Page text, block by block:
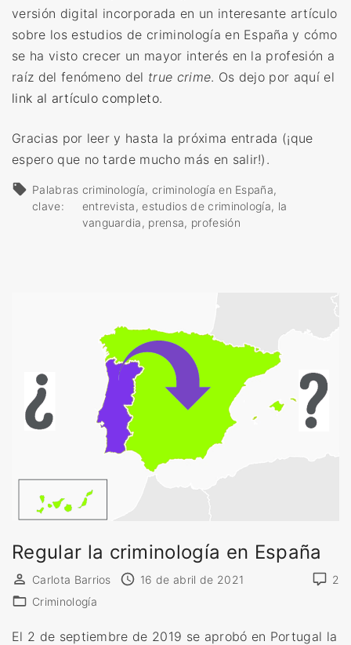
n
o
g
a
a
l
versión digital incorporada en un interesante artículo
sobre los estudios de criminología en España y cómo
se ha visto crecer un mayor interés en la profesión a
raíz del fenómeno del true crime. Os dejo por aquí el
link al artículo completo.
Gracias por leer y hasta la próxima entrada (¡que
espero que no tarde mucho más en salir!).
Palabras
clave:
criminología criminología en España
entrevista
estudios de criminología
la
vanguardia
prensa profesión
Regular la criminología en España
2
Carlota Barrios
16 de abril de 2021
Criminología
El 2 de septiembre de 2019 se aprobó en Portugal la